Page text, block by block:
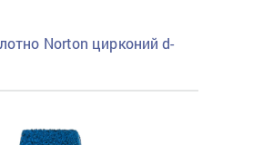
Norton цирконий d-